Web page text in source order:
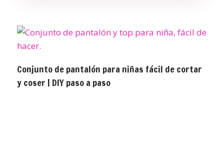
Conjunto de pantalón para niñas fácil de cortar
y coser | DIY paso a paso